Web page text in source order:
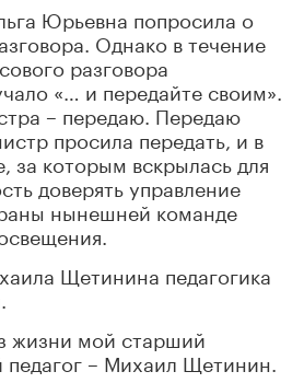
Юрьевна попросила о
Однако в течение
разговора
«… и передайте своим».
– передаю. Передаю
просила передать, и в
за которым вскрылась для
доверять управление
нынешней команде
Щетинина педагогика
жизни мой старший
– Михаил Щетинин.